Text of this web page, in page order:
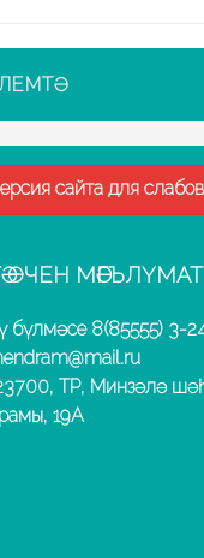
сайта для
ӨЧЕН МӘГЪЛҮМАТ
бүлмәсе 8(85555) 3-
ТР, Минзәлә
19А